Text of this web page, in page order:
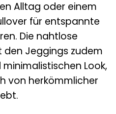
Alltag oder einem
für entspannte
Die nahtlose
Jeggings zudem
Look,
von herkömmlicher